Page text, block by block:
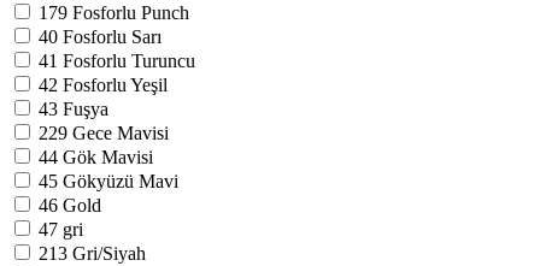
179 Fosforlu Punch
40 Fosforlu Sarı
41 Fosforlu Turuncu
42 Fosforlu Yeşil
43 Fuşya
229 Gece Mavisi
44 Gök Mavisi
45 Gökyüzü Mavi
46 Gold
47 gri
213 Gri/Siyah